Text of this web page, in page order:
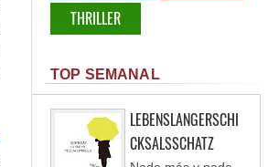
THRILLER
TOP SEMANAL
LEBENSLANGERSCHI
CKSALSSCHATZ